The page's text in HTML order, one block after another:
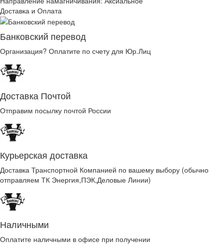
Доставка и Оплата
Банковский перевод
Организация? Оплатите по счету для Юр.Лиц
Доставка Почтой
Отправим посылку почтой России
Курьерская доставка
Доставка Транспортной Компанией по вашему выбору (обычно
отправляем ТК Энергия,ПЭК,Деловые Линии)
Наличными
Оплатите наличными в офисе при получении